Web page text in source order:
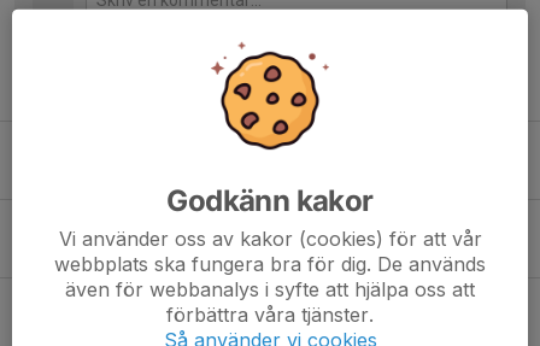
Juluppehåll öppen träning
21 mar 2025 0
Sommarläger 2025!
21 mar 2025
Godkänn kakor
Vi använder oss av kakor (cookies) för att vår
webbplats ska fungera bra för dig. De används
även för webbanalys i syfte att hjälpa oss att
förbättra våra tjänster.
Så använder vi cookies